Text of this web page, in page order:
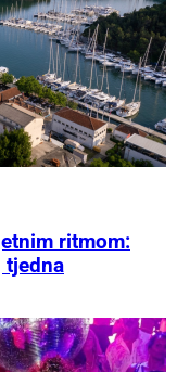
ritmom:
tjedna